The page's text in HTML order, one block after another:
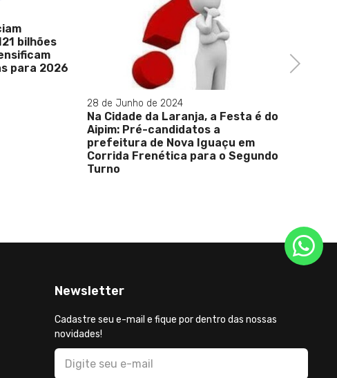
na Saúde envolvendo Ricardo
Next
Newsletter
Cadastre seu e-mail e fique por dentro das nossas
novidades!